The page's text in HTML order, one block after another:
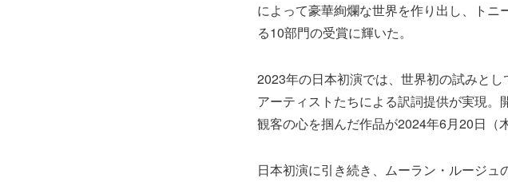
によって豪華絢爛な世界を作り出し、ト
る10部門の受賞に輝いた。
2023年の日本初演では、世界初の試みと
アーティストたちによる訳詞提供が実現。
観客の心を掴んだ作品が2024年6月20日（
日本初演に引き続き、ムーラン・ルージ